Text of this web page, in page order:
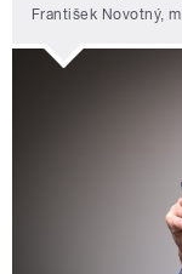
František Novotný,